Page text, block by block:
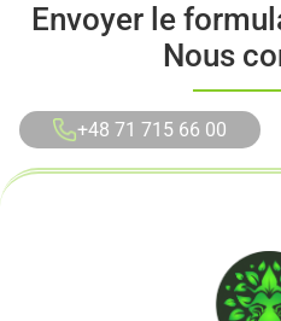
Envoyer le
Nous
+48 71 715 66 00